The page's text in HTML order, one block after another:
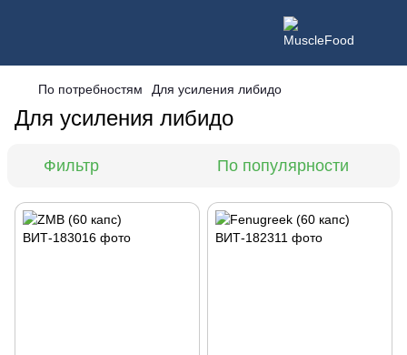
По потребностям Для усиления либидо
Для усиления либидо
Фильтр По популярности